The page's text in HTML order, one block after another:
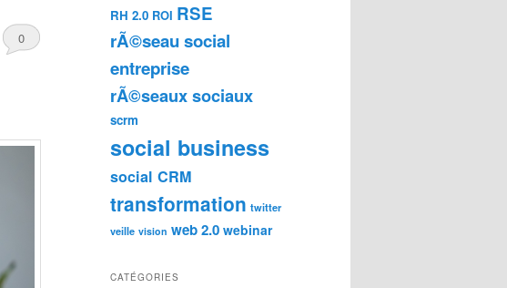
0
RH 2.0 ROI RSE
rÃ©seau social
entreprise
rÃ©seaux sociaux
scrm
social business
social CRM
transformation twitter
veille vision web 2.0 webinar
CATÉGORIES